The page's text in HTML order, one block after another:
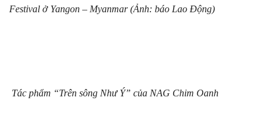
Festival ở Yangon – Myanmar (Ảnh: báo Lao Động)
Tác phẩm “Trên sông Như Ý” của NAG Chim Oanh